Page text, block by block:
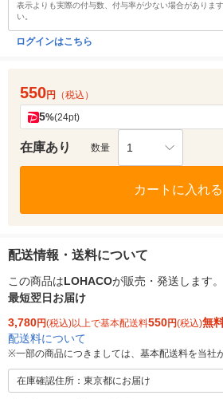
表示よりも実際の付与数、付与率が少ない場合がありま
い。
ログインはこちら
550円 （税込）
5%(24pt)
在庫あり 数量 1
カートに入れる
配送情報・送料について
この商品はLOHACOが販売・発送します。
最短翌日お届け
3,780円(税込)以上で基本配送料550円(税込)無
配送料について
※一部の商品につきましては、基本配送料を当社
在庫確認住所：東京都にお届け